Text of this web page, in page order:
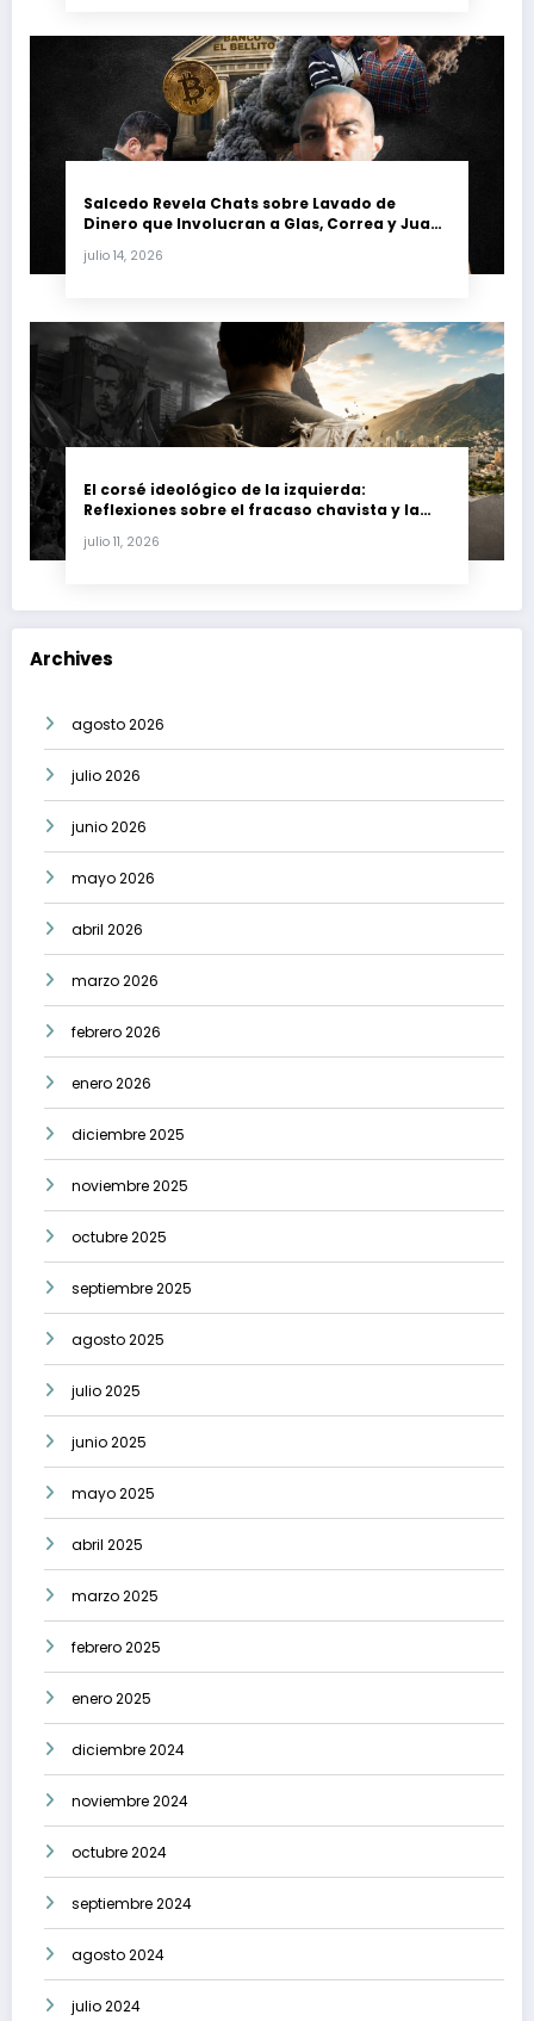
Salcedo Revela Chats sobre Lavado de
Dinero que Involucran a Glas, Correa y Juan
julio 14, 2026
El corsé ideológico de la izquierda:
Reflexiones sobre el fracaso chavista y la
julio 11, 2026
Archives
agosto 2026
julio 2026
junio 2026
mayo 2026
abril 2026
marzo 2026
febrero 2026
enero 2026
diciembre 2025
noviembre 2025
octubre 2025
septiembre 2025
agosto 2025
julio 2025
junio 2025
mayo 2025
abril 2025
marzo 2025
febrero 2025
enero 2025
diciembre 2024
noviembre 2024
octubre 2024
septiembre 2024
agosto 2024
julio 2024